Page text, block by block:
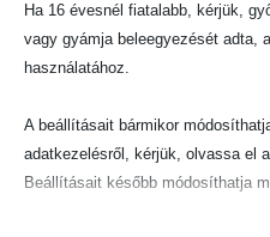
Amennyiben a
eredményre, vagy a
felelősségét,
Elkészítjük és
Személyesen
Ha 16 évesnél fiatalabb, kérjük,
vagy gyámja beleegyezését adta,
használatához.
A beállításait bármikor
adatkezelésről, kérjük, olvassa el
Beállításait később módosíthatja